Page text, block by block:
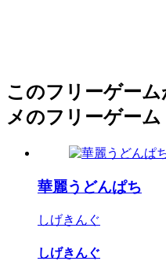
このフリーゲー
メのフリーゲーム
華麗うどんぱち
しげきんぐ
しげきんぐ